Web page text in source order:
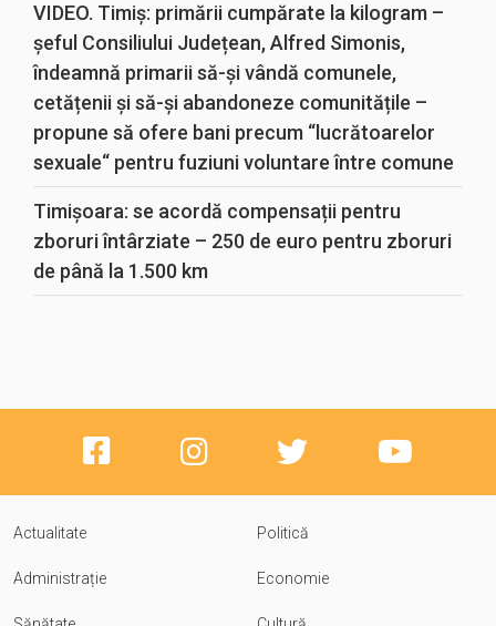
VIDEO. Timiș: primării cumpărate la kilogram –
șeful Consiliului Județean, Alfred Simonis,
îndeamnă primarii să-și vândă comunele,
cetățenii și să-și abandoneze comunitățile –
propune să ofere bani precum “lucrătoarelor
sexuale“ pentru fuziuni voluntare între comune
Timișoara: se acordă compensații pentru
zboruri întârziate – 250 de euro pentru zboruri
de până la 1.500 km
Actualitate Politică
Administrație Economie